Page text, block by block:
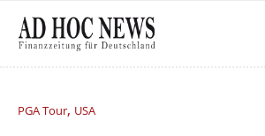
PGA Tour, USA